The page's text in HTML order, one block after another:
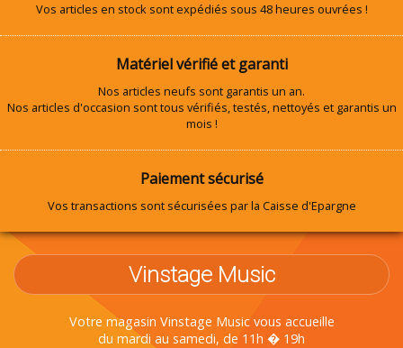
Vos articles en stock sont expédiés sous 48 heures ouvrées !
Matériel vérifié et garanti
Nos articles neufs sont garantis un an.
Nos articles d'occasion sont tous vérifiés, testés, nettoyés et garantis un
mois !
Paiement sécurisé
Vos transactions sont sécurisées par la Caisse d'Epargne
Vinstage Music
Votre magasin Vinstage Music vous accueille
du mardi au samedi, de 11h � 19h